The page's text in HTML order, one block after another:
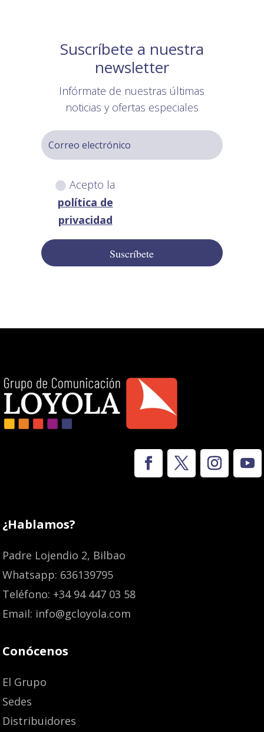
Suscríbete a nuestra
newsletter
Infórmate de nuestras últimas
noticias y ofertas especiales
Acepto la
política de
privacidad
Suscríbete
¿Hablamos?
Padre Lojendio 2, Bilbao
Whatsapp: 636139795
Teléfono: +34 94 447 03 58
Email: info@gcloyola.com
Conócenos
El Grupo
Sedes
Distribuidores